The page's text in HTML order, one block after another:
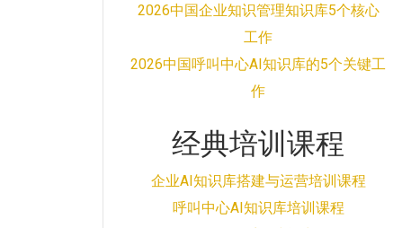
2026中国企业知识管理知识库5个核心
工作
2026中国呼叫中心AI知识库的5个关键工
作
经典培训课程
企业AI知识库搭建与运营培训课程
呼叫中心AI知识库培训课程